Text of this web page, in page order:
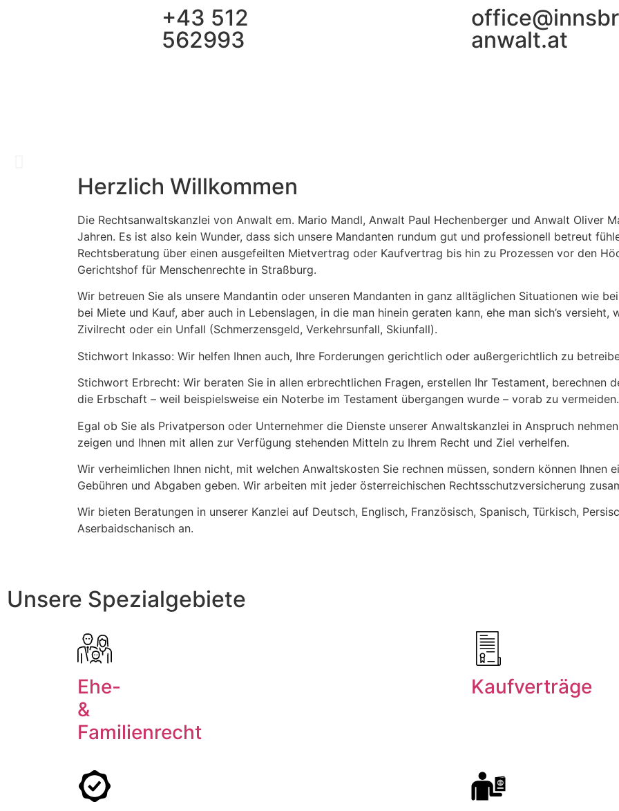
+43 512
562993
anwalt.at
Herzlich Willkommen
Die Rechtsanwaltskanzlei von Anwalt em. Mario Mandl, Anwalt Paul Hechenberger und Anwalt Oliver
Jahren. Es ist also kein Wunder, dass sich unsere Mandanten rundum gut und professionell betreut
Rechtsberatung über einen ausgefeilten Mietvertrag oder Kaufvertrag bis hin zu Prozessen vor den
Gerichtshof für Menschenrechte in Straßburg.
Wir betreuen Sie als unsere Mandantin oder unseren Mandanten in ganz alltäglichen Situationen wie
bei Miete und Kauf, aber auch in Lebenslagen, in die man hinein geraten kann, ehe man sich’s
Zivilrecht oder ein Unfall (Schmerzensgeld, Verkehrsunfall, Skiunfall).
Stichwort Inkasso: Wir helfen Ihnen auch, Ihre Forderungen gerichtlich oder außergerichtlich zu
Stichwort Erbrecht: Wir beraten Sie in allen erbrechtlichen Fragen, erstellen Ihr Testament, berechnen
die Erbschaft – weil beispielsweise ein Noterbe im Testament übergangen wurde – vorab zu vermeiden.
Egal ob Sie als Privatperson oder Unternehmer die Dienste unserer Anwaltskanzlei in Anspruch
zeigen und Ihnen mit allen zur Verfügung stehenden Mitteln zu Ihrem Recht und Ziel verhelfen.
Wir verheimlichen Ihnen nicht, mit welchen Anwaltskosten Sie rechnen müssen, sondern können Ihnen
Gebühren und Abgaben geben. Wir arbeiten mit jeder österreichischen Rechtsschutzversicherung
Wir bieten Beratungen in unserer Kanzlei auf Deutsch, Englisch, Französisch, Spanisch, Türkisch,
Aserbaidschanisch an.
Unsere Spezialgebiete
Ehe-
&
Familienrecht
Kaufverträge